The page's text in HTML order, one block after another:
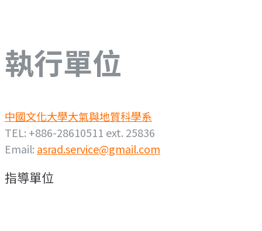
執行單位
中國文化大學大氣與地質科學系
TEL: +886-28610511 ext. 25836
Email: asrad.service@gmail.com
指導單位